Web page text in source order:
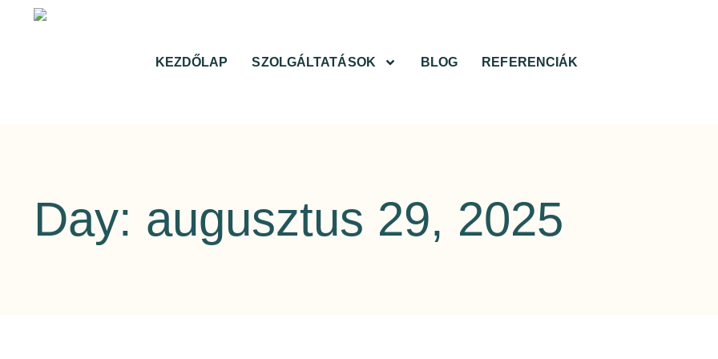
KEZDŐLAP SZOLGÁLTATÁSOK BLOG REFERENCIÁK
Day: augusztus 29, 2025